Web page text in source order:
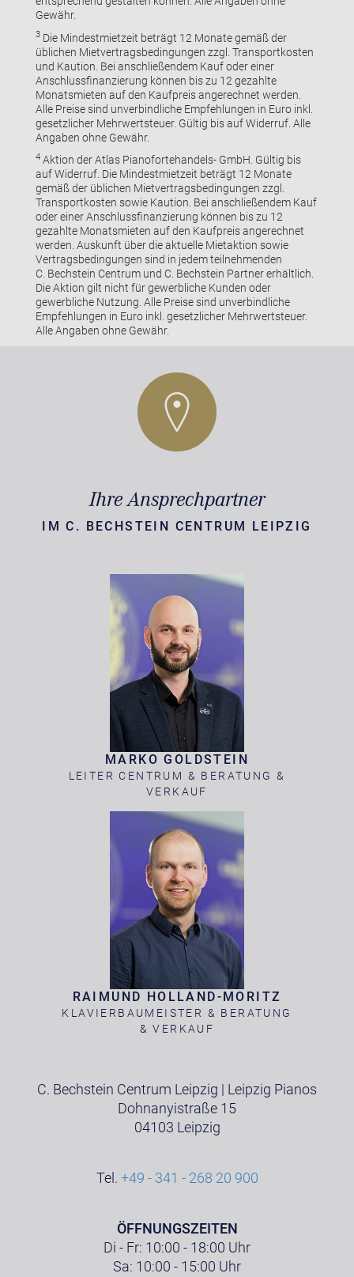
Gewähr.
3Die Mindestmietzeit beträgt 12 Monate gemäß der
üblichen Mietvertragsbedingungen zzgl. Transportkosten
und Kaution. Bei anschließendem Kauf oder einer
Anschlussfinanzierung können bis zu 12 gezahlte
Monatsmieten auf den Kaufpreis angerechnet werden.
Alle Preise sind unverbindliche Empfehlungen in Euro inkl.
gesetzlicher Mehrwertsteuer. Gültig bis auf Widerruf. Alle
Angaben ohne Gewähr.
4Aktion der Atlas Pianofortehandels- GmbH. Gültig bis
auf Widerruf. Die Mindestmietzeit beträgt 12 Monate
gemäß der üblichen Mietvertragsbedingungen zzgl.
Transportkosten sowie Kaution. Bei anschließendem Kauf
oder einer Anschlussfinanzierung können bis zu 12
gezahlte Monatsmieten auf den Kaufpreis angerechnet
werden. Auskunft über die aktuelle Mietaktion sowie
Vertragsbedingungen sind in jedem teilnehmenden
C. Bechstein Centrum und C. Bechstein Partner erhältlich.
Die Aktion gilt nicht für gewerbliche Kunden oder
gewerbliche Nutzung. Alle Preise sind unverbindliche
Empfehlungen in Euro inkl. gesetzlicher Mehrwertsteuer.
Alle Angaben ohne Gewähr.
Ihre Ansprechpartner
IM C. BECHSTEIN CENTRUM LEIPZIG
MARKO GOLDSTEIN
LEITER CENTRUM & BERATUNG &
VERKAUF
RAIMUND HOLLAND-MORITZ
KLAVIERBAUMEISTER & BERATUNG
& VERKAUF
C. Bechstein Centrum Leipzig | Leipzig Pianos
Dohnanyistraße 15
04103 Leipzig
Tel. +49 - 341 - 268 20 900
ÖFFNUNGSZEITEN
Di - Fr: 10:00 - 18:00 Uhr
Sa: 10:00 - 15:00 Uhr